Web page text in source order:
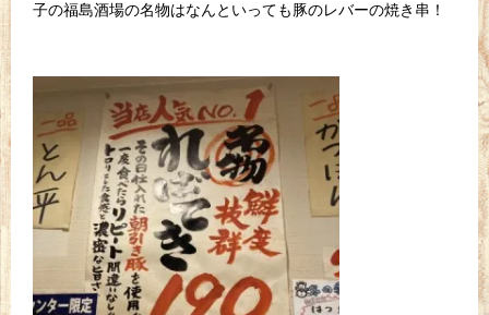
子の福島酒場の名物はなんといっても豚のレバーの焼き串！